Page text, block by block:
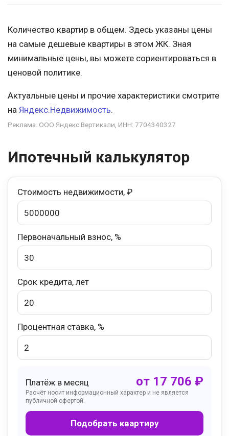
Количество квартир в общем. Здесь указаны цены
на самые дешевые квартиры в этом ЖК. Зная
минимальные цены, вы можете сориентироваться в
ценовой политике.
Актуальные цены и прочие характеристики смотрите
на Яндекс.Недвижимость.
Реклама. ООО Яндекс.Вертикали, ИНН: 7704340327
Ипотечный калькулятор
Стоимость недвижимости, ₽
Первоначальный взнос, %
Срок кредита, лет
Процентная ставка, %
Платёж в месяц от 17 706 ₽
Расчёт носит информационный характер и не является
публичной офертой.
Подобрать квартиру